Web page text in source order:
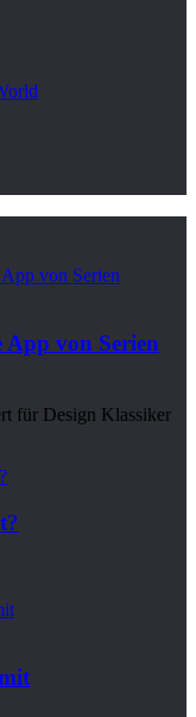
App von Serien
für Design Klassiker